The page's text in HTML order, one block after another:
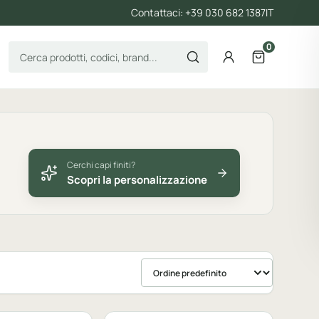
Contattaci: +39 030 682 1387IT
Cerca prodotti AccountApri il
0
Cerchi capi finiti?
Scopri la personalizzazione
Ordina prodotti
Personalizzabile